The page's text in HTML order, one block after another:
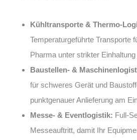
Kühltransporte & Thermo-
Temperaturgeführte Transporte
Pharma unter strikter
Baustellen- &
für schweres Gerät und
punktgenauer Anlieferung am
Messe- & Eventlogistik: Full-
Messeauftritt, damit Ihr